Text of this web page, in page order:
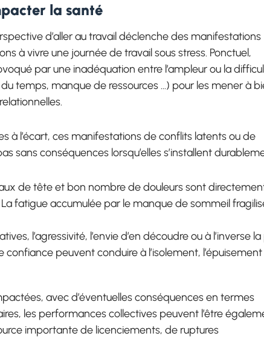
la santé
d’aller au travail déclenche des manifestations
à vivre une journée de travail sous stress. Ponctuel,
par une inadéquation entre l’ampleur ou la
temps, manque de ressources …) pour les mener à
à l’écart, ces manifestations de conflits latents ou de
sans conséquences lorsqu’elles s’installent
de tête et bon nombre de douleurs sont
fatigue accumulée par le manque de sommeil
l’agressivité, l’envie d’en découdre ou à l’inverse
confiance peuvent conduire à l’isolement, l’épuisement
avec d’éventuelles conséquences en termes
les performances collectives peuvent l’être
importante de licenciements, de ruptures